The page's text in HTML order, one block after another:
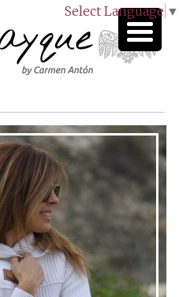
Select Language ▼